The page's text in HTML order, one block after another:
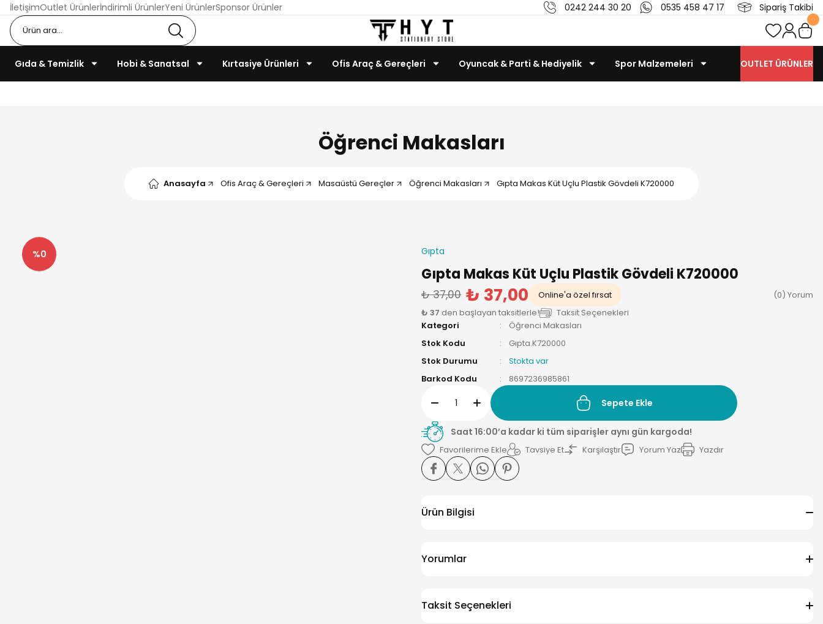
İletişimOutlet Ürünlerİndirimli ÜrünlerYeni ÜrünlerSponsor Ürünler 0242 244 30 20 0535 458 47 17 Sipariş Takibi
Gıda & Temizlik Hobi & Sanatsal Kırtasiye Ürünleri Ofis Araç & Gereçleri Oyuncak & Parti & Hediyelik Spor Malzemeleri OUTLET ÜRÜNLER
Öğrenci Makasları
Anasayfa Ofis Araç & Gereçleri Masaüstü Gereçler Öğrenci Makasları Gıpta Makas Küt Uçlu Plastik Gövdeli K720000
%0 Gıpta
Gıpta Makas Küt Uçlu Plastik Gövdeli K720000
₺ 37,00 ₺ 37,00 Online'a özel fırsat
(0) Yorum
₺ 37 den başlayan taksitlerle!
Taksit Seçenekleri
Kategori
Öğrenci Makasları
Stok Kodu
Gıpta.K720000
Stok Durumu
Stokta var
Barkod Kodu
8697236985861
Sepete Ekle
Saat 16:00’a kadar ki tüm siparişler aynı gün kargoda!
Tavsiye Et Karşılaştır Yorum Yaz Yazdır
Ürün Bilgisi
Yorumlar
Taksit Seçenekleri